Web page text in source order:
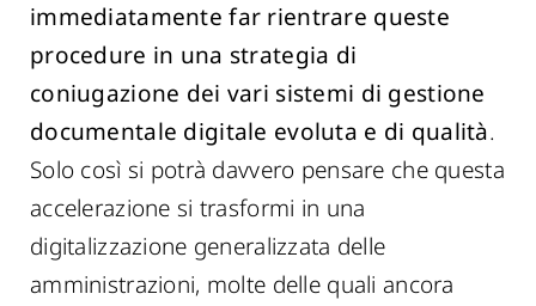
immediatamente far rientrare queste
procedure in una strategia di
coniugazione dei vari sistemi di gestione
documentale digitale evoluta e di qualità.
Solo così si potrà davvero pensare che questa
accelerazione si trasformi in una
digitalizzazione generalizzata delle
amministrazioni, molte delle quali ancora